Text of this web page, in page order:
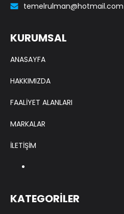
temelrulman@hotmail.com
KURUMSAL
ANASAYFA
HAKKIMIZDA
FAALİYET ALANLARI
MARKALAR
İLETİŞİM
KATEGORİLER